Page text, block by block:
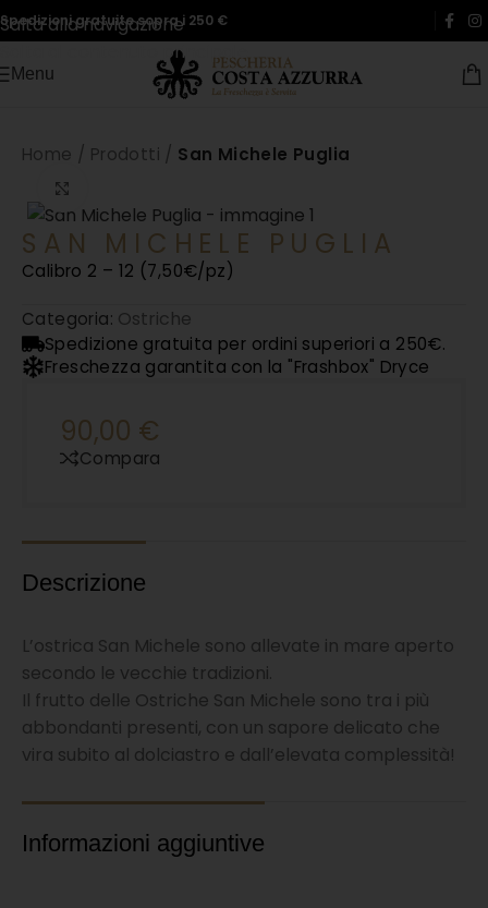
Salta alla navigazione
Salta al contenuto principale
Spedizioni gratuite sopra i 250 €
Menu
Home / Prodotti / San Michele Puglia
SAN MICHELE PUGLIA
Calibro 2 – 12 (7,50€/pz)
Categoria: Ostriche
Spedizione gratuita per ordini superiori a 250€.
Freschezza garantita con la "Frashbox" Dryce
90,00 €
Compara
Descrizione
L’ostrica San Michele sono allevate in mare aperto
secondo le vecchie tradizioni.
Il frutto delle Ostriche San Michele sono tra i più
abbondanti presenti, con un sapore delicato che
vira subito al dolciastro e dall’elevata complessità!
Informazioni aggiuntive